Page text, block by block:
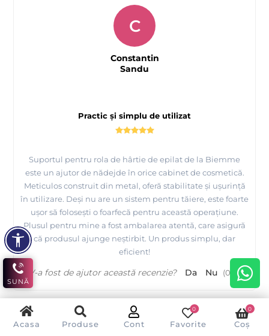
Acasa Produse Cont Favorite
0
Coș
0
Practic și simplu de utilizat
Suportul pentru rola de hârtie de epilat de la Biemme
este un ajutor de nădejde în orice cabinet de cosmetică.
Meticulos construit din metal, oferă stabilitate și ușurință
în utilizare. Deși nu are un sistem pentru tăiere, este foarte
ușor să folosești o foarfecă pentru această operațiune.
Plusul pentru mine a fost ambalarea atentă, care asigură
că produsul ajunge neștirbit. Un produs simplu, dar
eficient!
C
Constantin
Sandu
V-a fost de ajutor această recenzie? Da Nu (0 0)
SUNĂ